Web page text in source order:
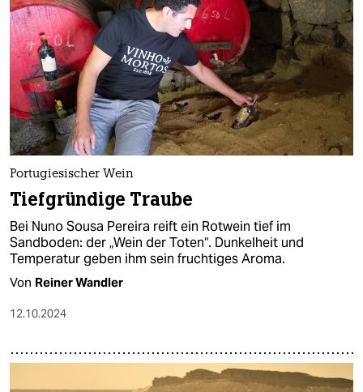
Portugiesischer Wein
Tiefgründige Traube
Bei Nuno Sousa Pereira reift ein Rotwein tief im
Sandboden: der „Wein der Toten“. Dunkelheit und
Temperatur geben ihm sein fruchtiges Aroma.
Von Reiner Wandler
12.10.2024